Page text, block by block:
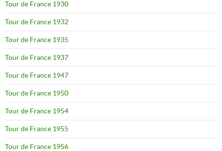
Tour de France 1930
Tour de France 1932
Tour de France 1935
Tour de France 1937
Tour de France 1947
Tour de France 1950
Tour de France 1954
Tour de France 1955
Tour de France 1956